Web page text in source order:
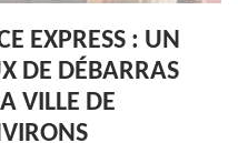
EXPRESS : UN
DE DÉBARRAS
VILLE DE